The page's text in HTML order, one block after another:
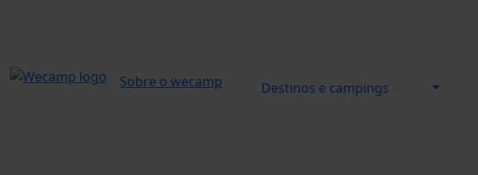
Sobre o wecamp Destinos e campings